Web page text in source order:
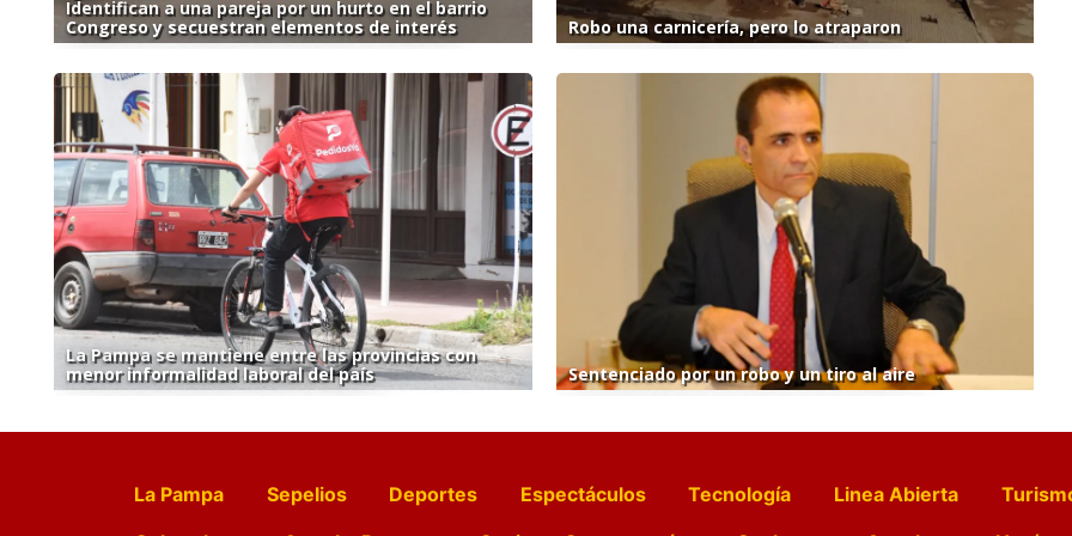
Identifican a una pareja por un hurto en el barrio
Congreso y secuestran elementos de interés
Robo una carnicería, pero lo atraparon
La Pampa se mantiene entre las provincias con
menor informalidad laboral del país
Sentenciado por un robo y un tiro al aire
La Pampa Sepelios Deportes Espectáculos Tecnología Linea Abierta